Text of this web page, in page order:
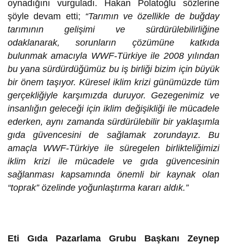
oynadığını vurguladı. Hakan Polatoğlu sözlerine
şöyle devam etti; “Tarımın ve özellikle de buğday
tarımının gelişimi ve sürdürülebilirliğine
odaklanarak, sorunların çözümüne katkıda
bulunmak amacıyla WWF-Türkiye ile 2008 yılından
bu yana sürdürdüğümüz bu iş birliği bizim için büyük
bir önem taşıyor. Küresel iklim krizi günümüzde tüm
gerçekliğiyle karşımızda duruyor. Gezegenimiz ve
insanlığın geleceği için iklim değişikliği ile mücadele
ederken, aynı zamanda sürdürülebilir bir yaklaşımla
gıda güvencesini de sağlamak zorundayız. Bu
amaçla WWF-Türkiye ile süregelen birlikteliğimizi
iklim krizi ile mücadele ve gıda güvencesinin
sağlanması kapsamında önemli bir kaynak olan
“toprak” özelinde yoğunlaştırma kararı aldık.”
Eti Gıda Pazarlama Grubu Başkanı Zeynep